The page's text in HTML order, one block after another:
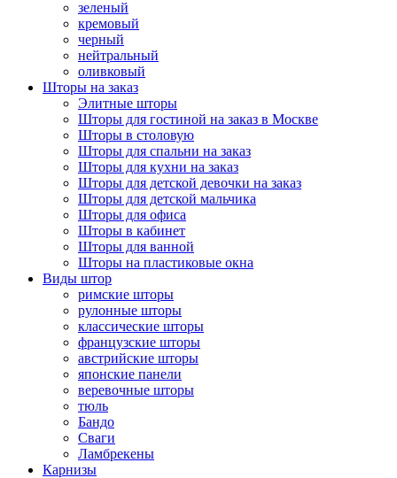
зеленый
кремовый
черный
нейтральный
оливковый
Шторы на заказ
Элитные шторы
Шторы для гостиной на заказ в Москве
Шторы в столовую
Шторы для спальни на заказ
Шторы для кухни на заказ
Шторы для детской девочки на заказ
Шторы для детской мальчика
Шторы для офиса
Шторы в кабинет
Шторы для ванной
Шторы на пластиковые окна
Виды штор
римские шторы
рулонные шторы
классические шторы
французские шторы
австрийские шторы
японские панели
веревочные шторы
тюль
Бандо
Сваги
Ламбрекены
Карнизы